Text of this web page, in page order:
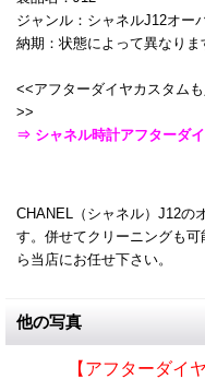
ジャンル：シャネルJ12オー
納期：状態によって異なりま
<<アフターダイヤカスタム
>>
⇒ シャネル時計アフターダ
CHANEL（シャネル）J12の
す。併せてクリーニングも
ら当店にお任せ下さい。
他の写真
【アフターダイ